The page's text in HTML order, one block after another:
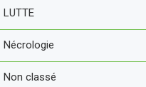
LUTTE
Nécrologie
Non classé